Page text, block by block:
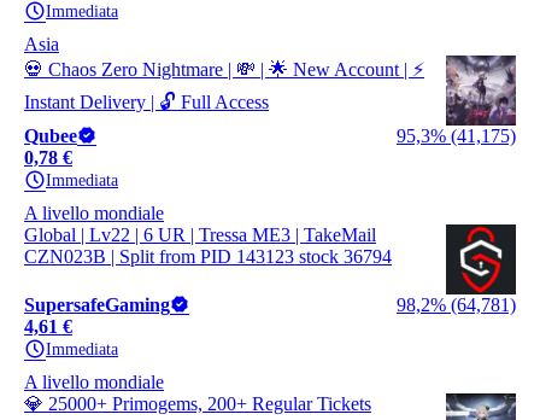
Immediata
Asia
💀 Chaos Zero Nightmare | 💸 | 🌟 New Account | ⚡
Instant Delivery | 🔓 Full Access
Qubee
95,3% (41,175)
0,78 €
Immediata
A livello mondiale
Global | Lv22 | 6 UR | Tressa ME3 | TakeMail
CZN023B | Split from PID 143123 stock 36794
SupersafeGaming
98,2% (64,781)
4,61 €
Immediata
A livello mondiale
💎 25000+ Primogems, 200+ Regular Tickets